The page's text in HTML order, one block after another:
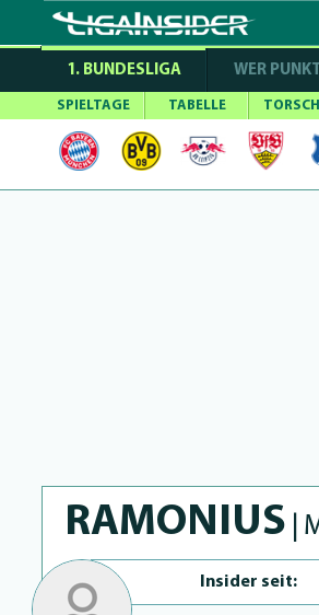
1. BUNDESLIGA WER
SPIELTAGE TABELLE
RAMONIUS |
Insider seit: